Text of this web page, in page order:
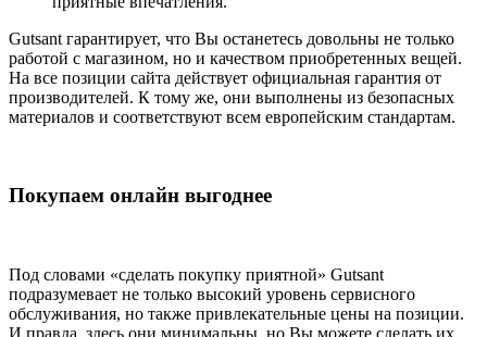
Gutsant гарантирует, что Вы останетесь довольны не только
работой с магазином, но и качеством приобретенных вещей.
На все позиции сайта действует официальная гарантия от
производителей. К тому же, они выполнены из безопасных
материалов и соответствуют всем европейским стандартам.
Покупаем онлайн выгоднее
Под словами «сделать покупку приятной» Gutsant
подразумевает не только высокий уровень сервисного
обслуживания, но также привлекательные цены на позиции.
И правда, здесь они минимальны, но Вы можете сделать их